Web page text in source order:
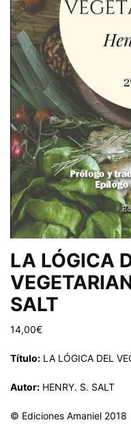
LA LÓGICA
SALT
14,00€
Título: LA LÓGICA DEL
Autor: HENRY. S. SALT
© Ediciones Amaniel 2018